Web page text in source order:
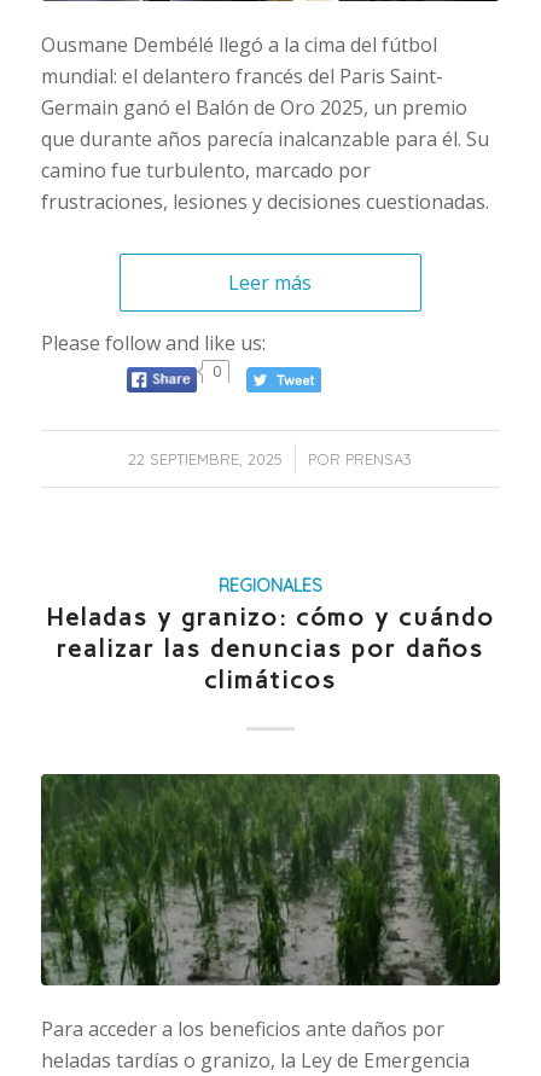
Ousmane Dembélé llegó a la cima del fútbol
mundial: el delantero francés del Paris Saint-
Germain ganó el Balón de Oro 2025, un premio
que durante años parecía inalcanzable para él. Su
camino fue turbulento, marcado por
frustraciones, lesiones y decisiones cuestionadas.
Leer más
Please follow and like us:
0
22 SEPTIEMBRE, 2025
/ POR PRENSA3
REGIONALES
Heladas y granizo: cómo y cuándo
realizar las denuncias por daños
climáticos
Para acceder a los beneficios ante daños por
heladas tardías o granizo, la Ley de Emergencia